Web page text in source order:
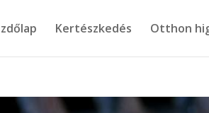
Kertészkedés Otthon